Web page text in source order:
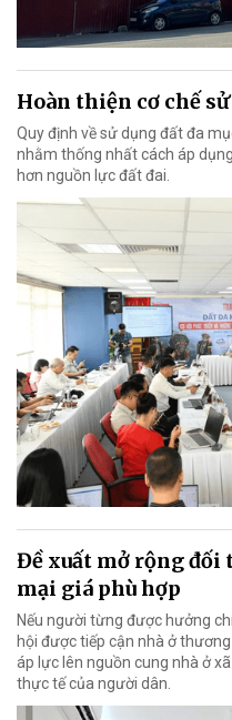
Hoàn thiện cơ chế
Quy định về sử dụng đất đa
nhằm thống nhất cách áp
hơn nguồn lực đất đai.
Đề xuất mở rộng đối
mại giá phù hợp
Nếu người từng được hưởng
hội được tiếp cận nhà ở
áp lực lên nguồn cung nhà ở
thực tế của người dân.